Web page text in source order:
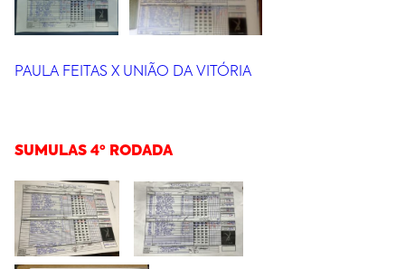
PAULA FEITAS X UNIÃO DA VITÓRIA
SUMULAS 4º RODADA